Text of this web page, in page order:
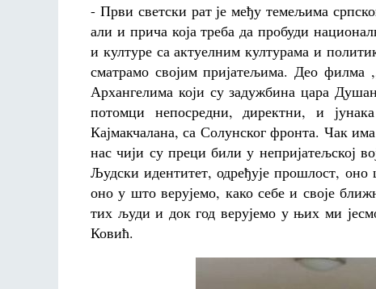
- Први светски рат је међу темељима
али и прича која треба да пробуди
и културе са актуелним културама и
сматрамо својим пријатељима. Део
Архангелима који су задужбина цара
потомци непосредни, директни, и
Кајмакчалана, са Солунског фронта. Чак
нас чији су преци били у непријатељској
Људски идентитет, одређује прошлост,
оно у што верујемо, како себе и своје
тих људи и док год верујемо у њих ми
Ковић.